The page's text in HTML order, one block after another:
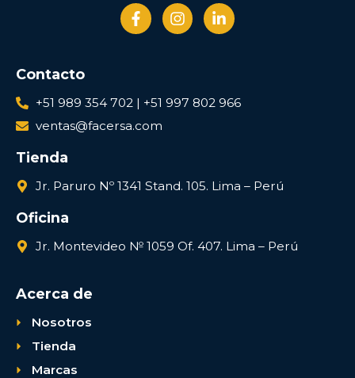
Contacto
+51 989 354 702 | +51 997 802 966
ventas@facersa.com
Tienda
Jr. Paruro Nº 1341 Stand. 105. Lima – Perú
Oficina
Jr. Montevideo № 1059 Of. 407. Lima – Perú
Acerca de
Nosotros
Tienda
Marcas